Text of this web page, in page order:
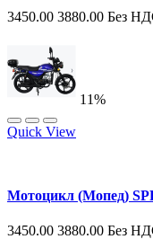
3450.00 3880.00 Без
11%
Quick View
Мотоцикл (Мопед)
3450.00 3880.00 Без